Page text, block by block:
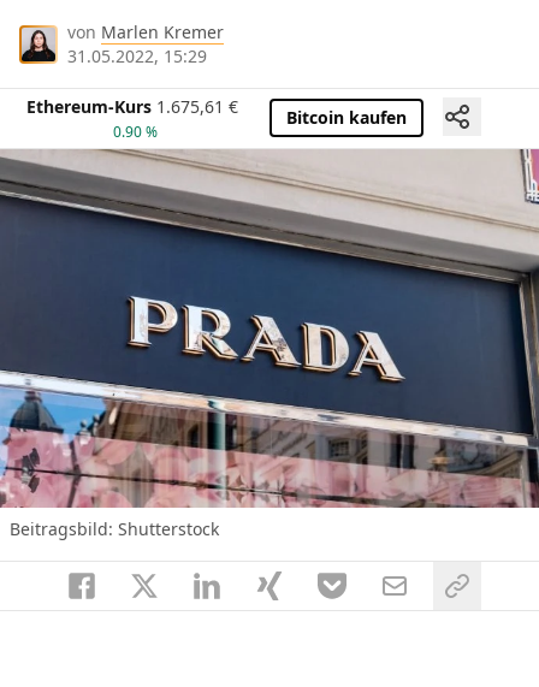
von Marlen Kremer
31.05.2022, 15:29
Ethereum-Kurs 1.675,61 €
0.90 %
Bitcoin kaufen
Beitragsbild: Shutterstock